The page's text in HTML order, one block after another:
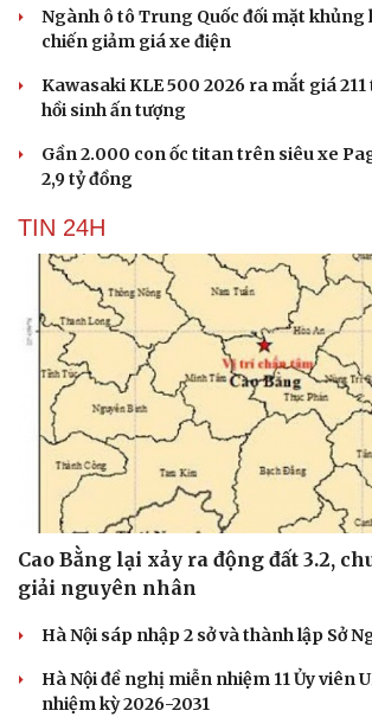
Ngành ô tô Trung Quốc đối mặt khủng
chiến giảm giá xe điện
Kawasaki KLE 500 2026 ra mắt giá
hồi sinh ấn tượng
Gần 2.000 con ốc titan trên siêu xe
2,9 tỷ đồng
TIN 24H
Cao Bằng lại xảy ra động đất 3.2,
giải nguyên nhân
Hà Nội sáp nhập 2 sở và thành lập Sở
Hà Nội đề nghị miễn nhiệm 11 Ủy viên
nhiệm kỳ 2026-2031